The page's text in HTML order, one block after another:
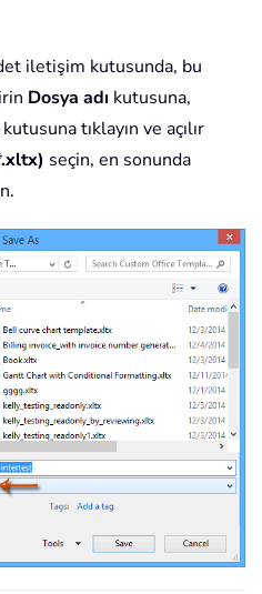
iletişim kutusunda, bu
Dosya adı kutusuna,
kutusuna tıklayın ve açılır
seçin, en sonunda